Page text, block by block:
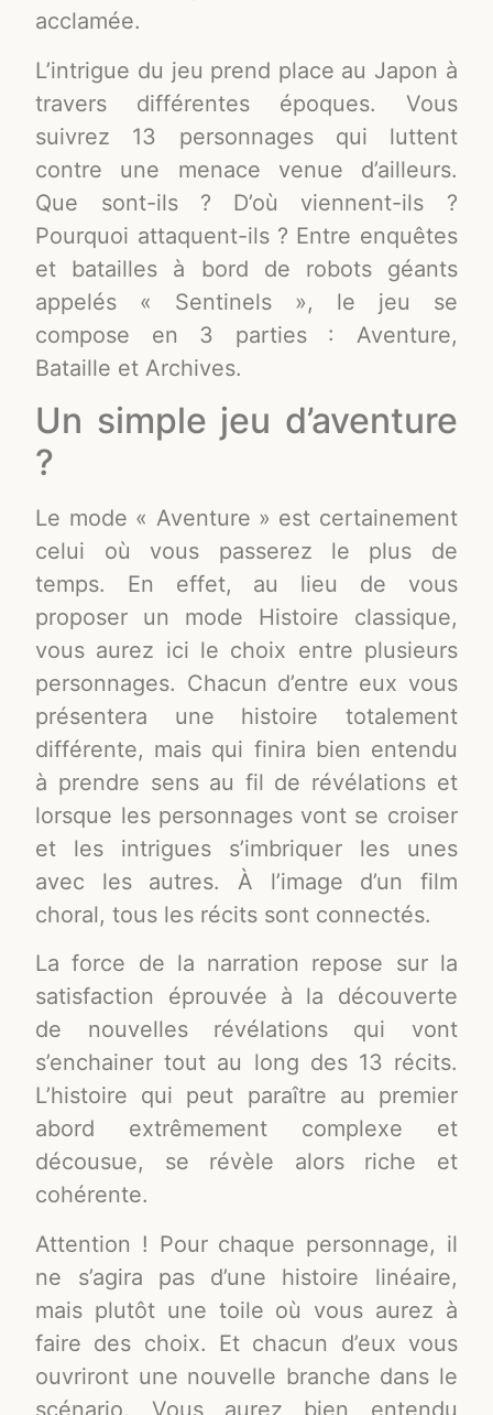
acclamée.
L’intrigue du jeu prend place au Japon à
travers différentes époques. Vous
suivrez 13 personnages qui luttent
contre une menace venue d’ailleurs.
Que sont-ils ? D’où viennent-ils ?
Pourquoi attaquent-ils ? Entre enquêtes
et batailles à bord de robots géants
appelés « Sentinels », le jeu se
compose en 3 parties : Aventure,
Bataille et Archives.
Un simple jeu d’aventure
?
Le mode « Aventure » est certainement
celui où vous passerez le plus de
temps. En effet, au lieu de vous
proposer un mode Histoire classique,
vous aurez ici le choix entre plusieurs
personnages. Chacun d’entre eux vous
présentera une histoire totalement
différente, mais qui finira bien entendu
à prendre sens au fil de révélations et
lorsque les personnages vont se croiser
et les intrigues s’imbriquer les unes
avec les autres. À l’image d’un film
choral, tous les récits sont connectés.
La force de la narration repose sur la
satisfaction éprouvée à la découverte
de nouvelles révélations qui vont
s’enchainer tout au long des 13 récits.
L’histoire qui peut paraître au premier
abord extrêmement complexe et
décousue, se révèle alors riche et
cohérente.
Attention ! Pour chaque personnage, il
ne s’agira pas d’une histoire linéaire,
mais plutôt une toile où vous aurez à
faire des choix. Et chacun d’eux vous
ouvriront une nouvelle branche dans le
scénario. Vous aurez bien entendu